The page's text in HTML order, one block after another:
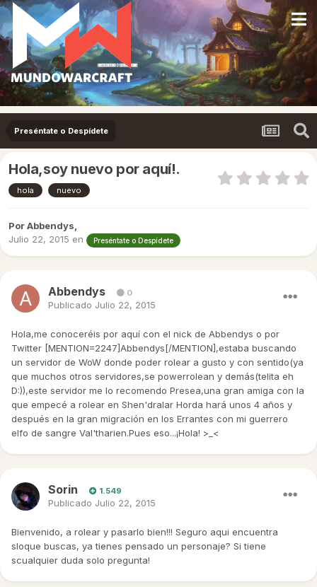
Preséntate o Despídete
Hola,soy nuevo por aquí!.
hola nuevo
PorAbbendys,
Julio 22, 2015 en Preséntate o Despídete
Abbendys 0
Publicado Julio 22, 2015
Hola,me conoceréis por aquí con el nick de Abbendys o por
Twitter [MENTION=2247]Abbendys[/MENTION],estaba buscando
un servidor de WoW donde poder rolear a gusto y con sentido(ya
que muchos otros servidores,se powerrolean y demás(telita eh
D:)),este servidor me lo recomendo Presea,una gran amiga con la
que empecé a rolear en Shen'dralar Horda hará unos 4 años y
después en la gran migración en los Errantes con mi guerrero
elfo de sangre Val'tharien.Pues eso...¡Hola! >_<
Sorin 1.549
Publicado Julio 22, 2015
Bienvenido, a rolear y pasarlo bien!!! Seguro aqui encuentra
sloque buscas, ya tienes pensado un personaje? Si tiene
scualquier duda solo pregunta!